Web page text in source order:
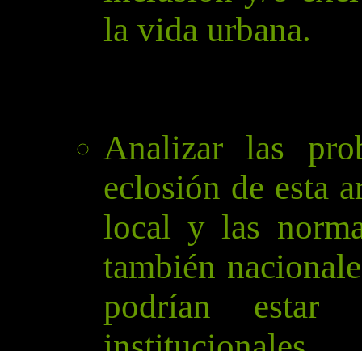
la vida urbana.
Analizar las
eclosión de esta
local y las
también
podrían estar